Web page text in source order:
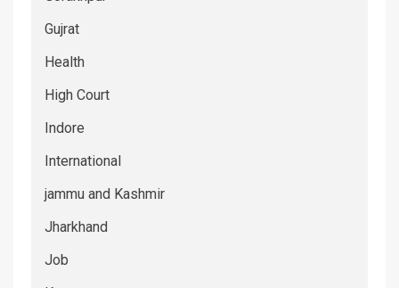
Gujrat
Health
High Court
Indore
International
jammu and Kashmir
Jharkhand
Job